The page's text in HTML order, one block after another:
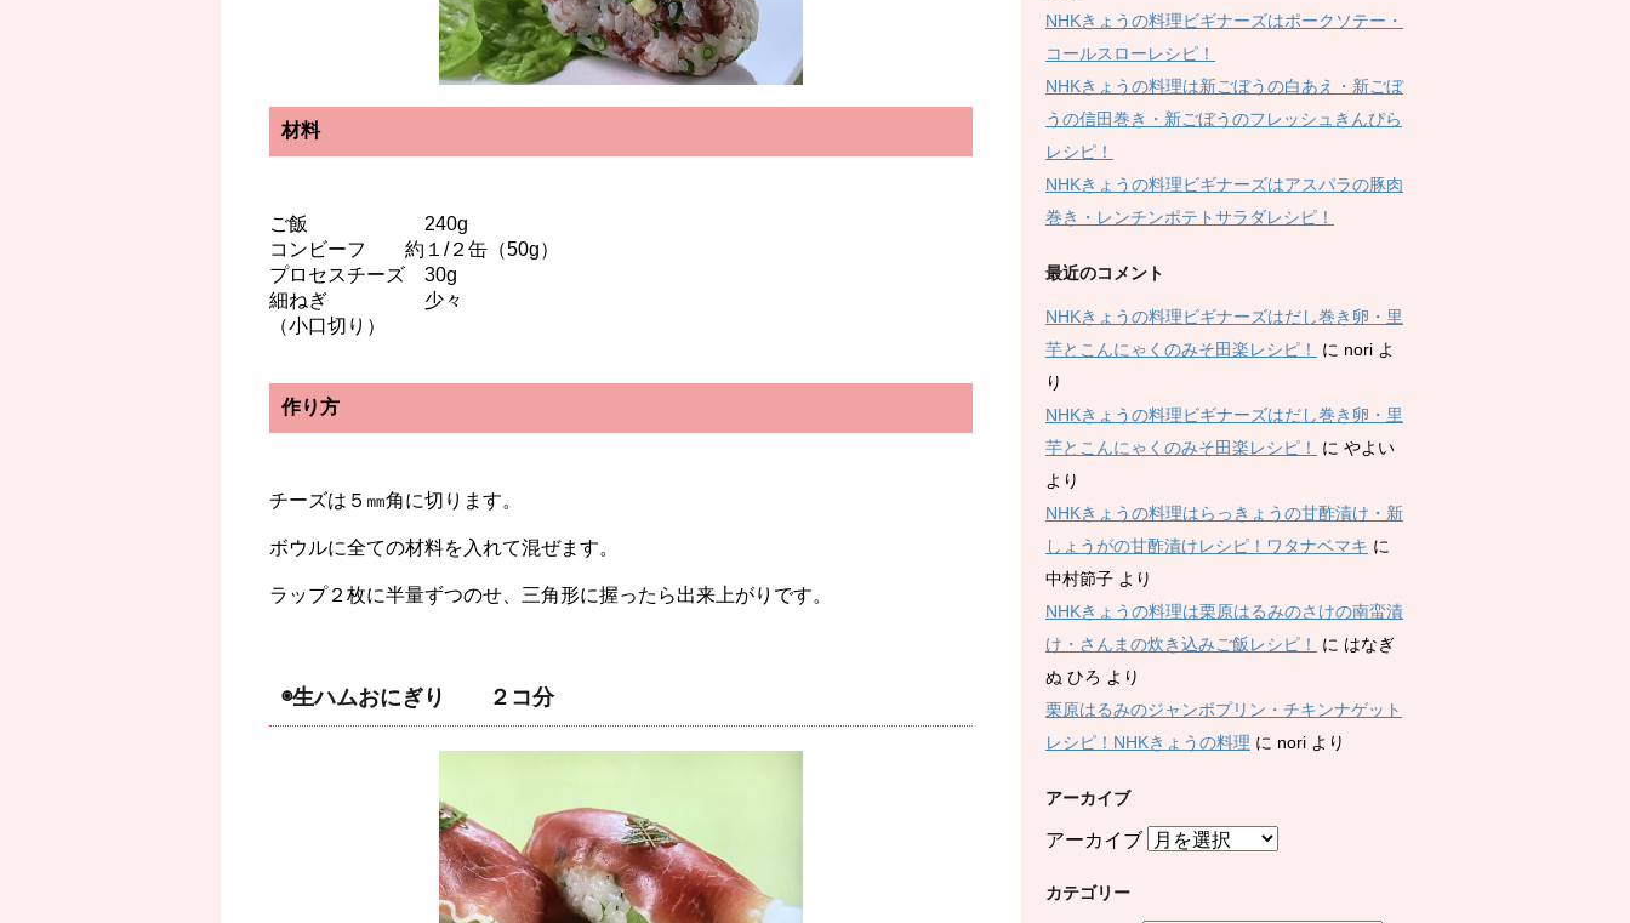
材料
ご飯 240g
コンビーフ 約１/２缶（50g）
プロセスチーズ 30g
細ねぎ 少々
（小口切り）
作り方
チーズは５㎜角に切ります。
ボウルに全ての材料を入れて混ぜます。
ラップ２枚に半量ずつのせ、三角形に握ったら出来上がりです。
◉生ハムおにぎり ２コ分
NHKきょうの料理ビギナーズはポークソテー・
コールスローレシピ！
NHKきょうの料理は新ごぼうの白あえ・新ごぼ
うの信田巻き・新ごぼうのフレッシュきんぴら
レシピ！
NHKきょうの料理ビギナーズはアスパラの豚肉
巻き・レンチンポテトサラダレシピ！
最近のコメント
NHKきょうの料理ビギナーズはだし巻き卵・里
芋とこんにゃくのみそ田楽レシピ！
に nori よ
り
NHKきょうの料理ビギナーズはだし巻き卵・里
芋とこんにゃくのみそ田楽レシピ！
に やよい
より
NHKきょうの料理はらっきょうの甘酢漬け・新
しょうがの甘酢漬けレシピ！ワタナベマキ に
中村節子 より
NHKきょうの料理は栗原はるみのさけの南蛮漬
け・さんまの炊き込みご飯レシピ！
に はなぎ
ぬ ひろ より
栗原はるみのジャンボプリン・チキンナゲット
レシピ！NHKきょうの料理 に nori より
アーカイブ
アーカイブ
カテゴリー